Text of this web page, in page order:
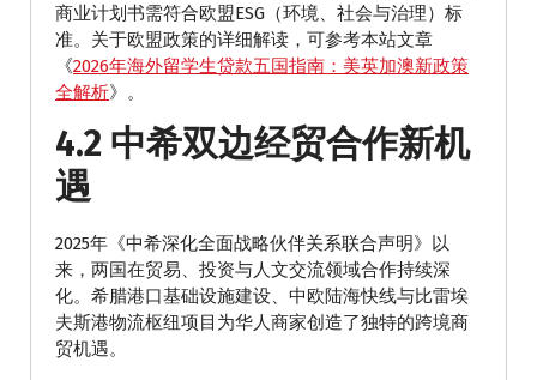
商业计划书需符合欧盟ESG（环境、社会与治理）标
准。关于欧盟政策的详细解读，可参考本站文章
《2026年海外留学生贷款五国指南：美英加澳新政策
全解析》。
4.2 中希双边经贸合作新机
遇
2025年《中希深化全面战略伙伴关系联合声明》以
来，两国在贸易、投资与人文交流领域合作持续深
化。希腊港口基础设施建设、中欧陆海快线与比雷埃
夫斯港物流枢纽项目为华人商家创造了独特的跨境商
贸机遇。